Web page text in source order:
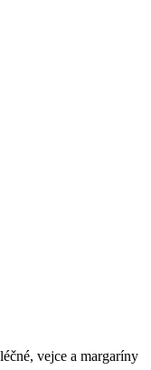
vejce a margaríny